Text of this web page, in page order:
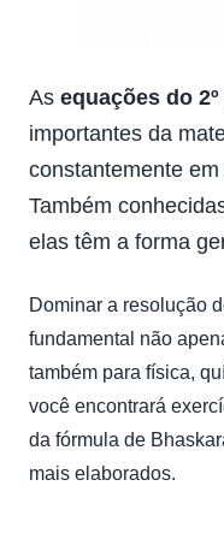
As equações do
importantes da
constantemente
Também
elas têm a forma
Dominar a resolução
fundamental não
também para física,
você encontrará
da fórmula de
mais elaborados.